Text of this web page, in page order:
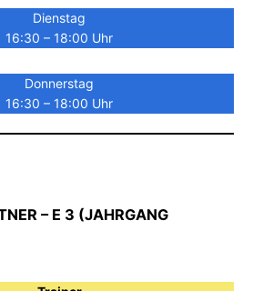
Dienstag
16:30 – 18:00 Uhr
Donnerstag
16:30 – 18:00 Uhr
– E 3 (JAHRGANG